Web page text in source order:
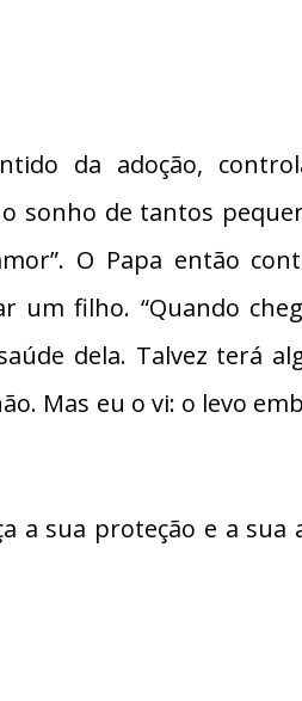
da adoção,
sonho de tantos
O Papa então
um filho. “Quando
dela. Talvez terá
Mas eu o vi: o levo
a sua proteção e a sua